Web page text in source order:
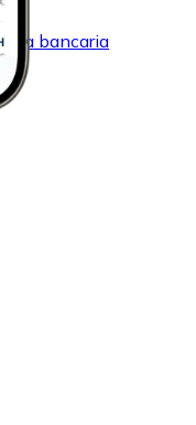
bancaria